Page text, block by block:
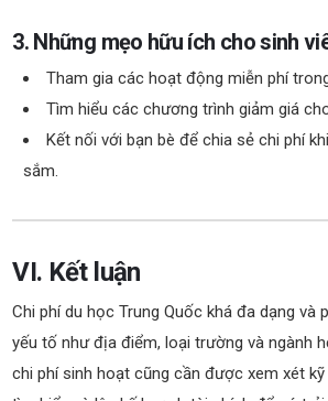
3. Những mẹo hữu ích cho sinh
Tham gia các hoạt động miễn phí
Tìm hiểu các chương trình giảm giá
Kết nối với bạn bè để chia sẻ chi phí
sắm.
VI. Kết luận
Chi phí du học Trung Quốc khá đa dạng và
yếu tố như địa điểm, loại trường và ngành
chi phí sinh hoạt cũng cần được xem xét kỹ